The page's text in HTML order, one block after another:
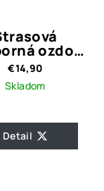
ozdoba
Nia
Silver
€14,90
Skladom
Detail